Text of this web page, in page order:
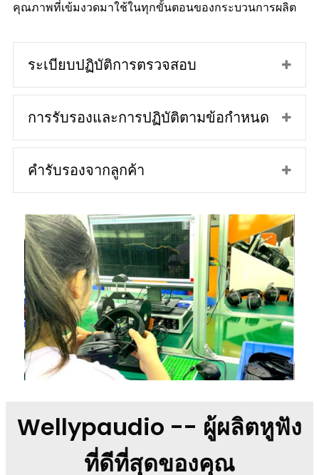
คุณภาพที่เข้มงวดมาใช้ในทุกขั้นตอนของกระบวนการผลิต
ระเบียบปฏิบัติการตรวจสอบ
การรับรองและการปฏิบัติตามข้อกำหนด
คำรับรองจากลูกค้า
Wellypaudio -- ผู้ผลิตหูฟัง
ที่ดีที่สุดของคุณ